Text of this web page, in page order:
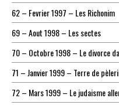
62 – Fevrier 1997 – Les Richonim
69 – Aout 1998 – Les sectes
70 – Octobre 1998 – Le divorce
71 – Janvier 1999 – Terre de
72 – Mars 1999 – Le judaisme